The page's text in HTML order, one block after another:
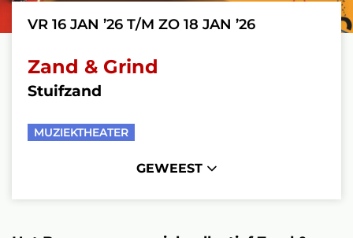
Zand & Grind
Stuifzand
VR 16 JAN ’26 T/M ZO 18 JAN ’26
MUZIEKTHEATER
GEWEEST